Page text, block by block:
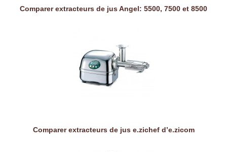
Comparer extracteurs de jus Angel: 5500, 7500 et 8500
Comparer extracteurs de jus e.zichef d’e.zicom